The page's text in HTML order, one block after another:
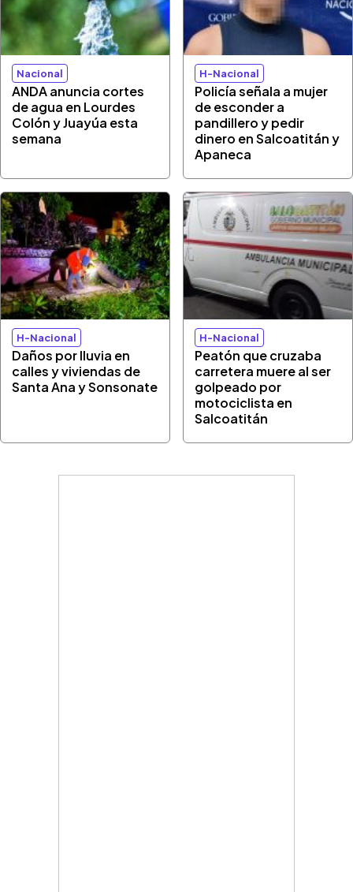
Nacional
ANDA anuncia cortes
de agua en Lourdes
Colón y Juayúa esta
semana
H-Nacional
Policía señala a mujer
de esconder a
pandillero y pedir
dinero en Salcoatitán y
Apaneca
H-Nacional
Daños por lluvia en
calles y viviendas de
Santa Ana y Sonsonate
H-Nacional
Peatón que cruzaba
carretera muere al ser
golpeado por
motociclista en
Salcoatitán